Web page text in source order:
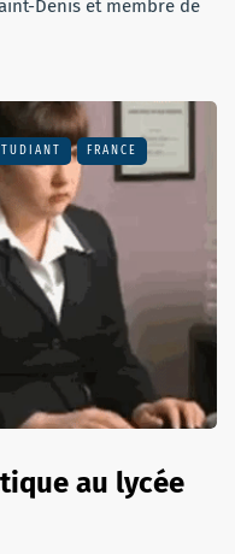
Denis et membre de
FRANCE
au lycée